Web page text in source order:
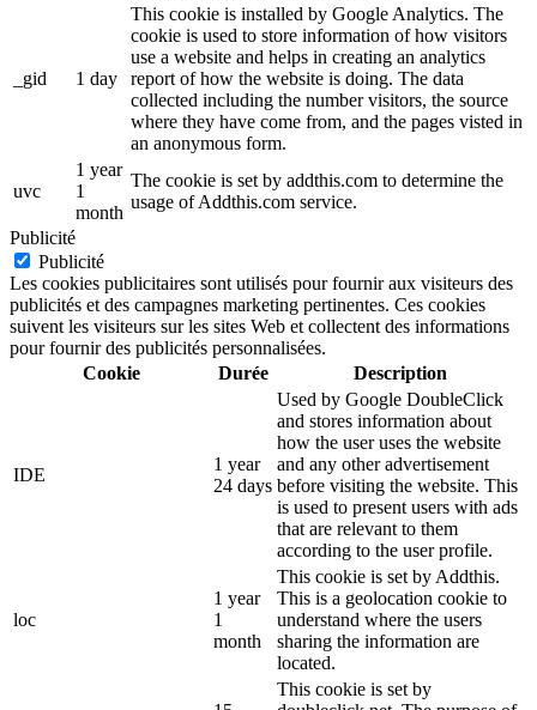
_gid 1 day
This cookie is installed by Google Analytics. The
cookie is used to store information of how visitors
use a website and helps in creating an analytics
report of how the website is doing. The data
collected including the number visitors, the source
where they have come from, and the pages visted in
an anonymous form.
uvc
1 year
1
month
The cookie is set by addthis.com to determine the
usage of Addthis.com service.
Publicité
Publicité
Les cookies publicitaires sont utilisés pour fournir aux visiteurs des
publicités et des campagnes marketing pertinentes. Ces cookies
suivent les visiteurs sur les sites Web et collectent des informations
pour fournir des publicités personnalisées.
Cookie
Durée Description
IDE
1 year
24 days
Used by Google DoubleClick
and stores information about
how the user uses the website
and any other advertisement
before visiting the website. This
is used to present users with ads
that are relevant to them
according to the user profile.
loc
1 year
1
month
This cookie is set by Addthis.
This is a geolocation cookie to
understand where the users
sharing the information are
located.
This cookie is set by